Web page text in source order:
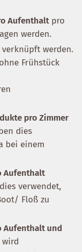
Aufenthaltpro
werden.
verknüpft werden.
Frühstück
pro Zimmer
dies
bei einem
Aufenthalt
verwendet,
Floß zu
Aufenthalt und
wird